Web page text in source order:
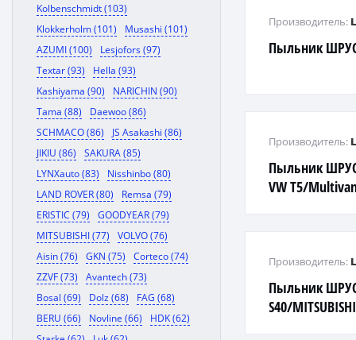
Kolbenschmidt (103)
Klokkerholm (101)
Musashi (101)
AZUMI (100)
Lesjofors (97)
Textar (93)
Hella (93)
Kashiyama (90)
NARICHIN (90)
Tama (88)
Daewoo (86)
SCHMACO (86)
JS Asakashi (86)
JIKIU (86)
SAKURA (85)
LYNXauto (83)
Nisshinbo (80)
LAND ROVER (80)
Remsa (79)
ERISTIC (79)
GOODYEAR (79)
MITSUBISHI (77)
VOLVO (76)
Aisin (76)
GKN (75)
Corteco (74)
ZZVF (73)
Avantech (73)
Bosal (69)
Dolz (68)
FAG (68)
BERU (66)
Novline (66)
HDK (62)
Пыльник
Производитель:
Пыльник
VW T5/
Производитель:
Пыльник
S40/
Производитель: